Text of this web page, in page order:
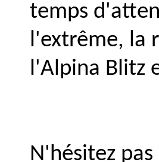
temps
l'extrême, la
l'Alpina Blitz
N'hésitez